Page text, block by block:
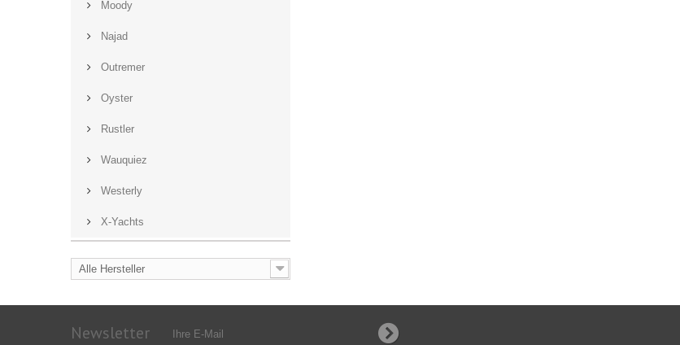
Moody
Najad
Outremer
Oyster
Rustler
Wauquiez
Westerly
X-Yachts
Alle Hersteller
Newsletter